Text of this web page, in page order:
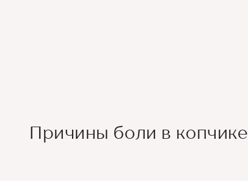
Причины боли в копчике